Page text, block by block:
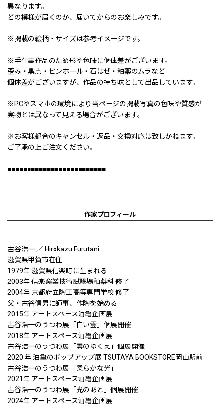
異なります。
どの模様が届くのか、届いてからのお楽しみです。
※掲載の絵柄・サイズは参考イメージです。
※手仕事作品のため形や色味に個体差がございます。
歪み・黒点・ピンホール・石はぜ・釉薬のムラなど
個体差がございますが、作品の持ち味として出品しています。
※PCやスマホの環境により当ページの掲載写真の色味や質感が
実物とは異なって見える場合がございます。
※お客様都合のキャンセル・返品・交換対応は致しかねます。
ご了承の上ご注文ください。
■■■■■■■■■■■■■■■■■■■■■■■■■
作家プロフィール
古谷浩一 ／ Hirokazu Furutani
滋賀県甲賀市在住
1979年 滋賀県信楽町に生まれる
2003年 信楽窯業技術試験場釉薬科 修了
2004年 京都府立陶工高等専門学校 修了
父・古谷信男に師事、作陶を始める
2015年 アートスペース油亀企画展
古谷浩一のうつわ展「白い雲」個展開催
2018年 アートスペース油亀企画展
古谷浩一のうつわ展「雲のゆくえ」個展開催
2020 年 油亀のポップアップ展 TSUTAYA BOOKSTORE岡山駅前
古谷浩一のうつわ展「柔らかな光」
2021年 アートスペース油亀企画展
古谷浩一のうつわ展「光のあと」個展開催
2024年 アートスペース油亀企画展